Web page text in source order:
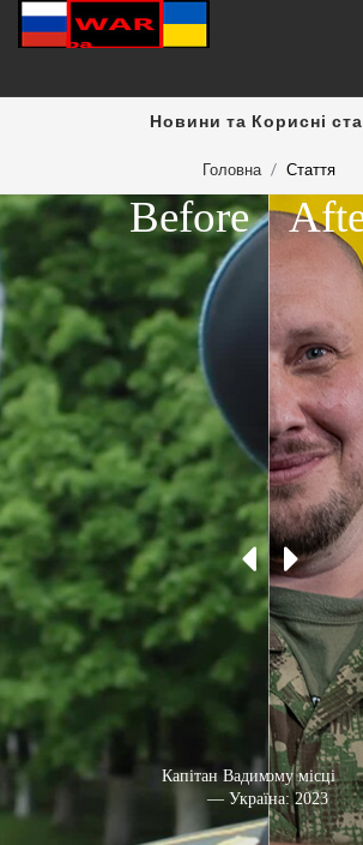
Новини та Корисні
Головна Стаття
На робочому місці
— Україна: 2023
Капітан Вадим
— Україна: 2015
Before